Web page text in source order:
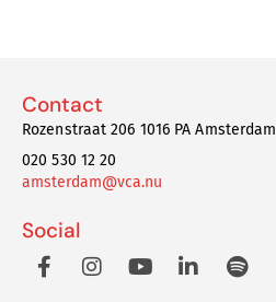
Contact
Rozenstraat 206 1016 PA Amsterdam
020 530 12 20
amsterdam@vca.nu
Social